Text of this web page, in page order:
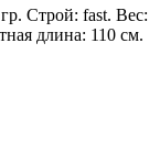
Строй: fast. Вес:
длина: 110 см.